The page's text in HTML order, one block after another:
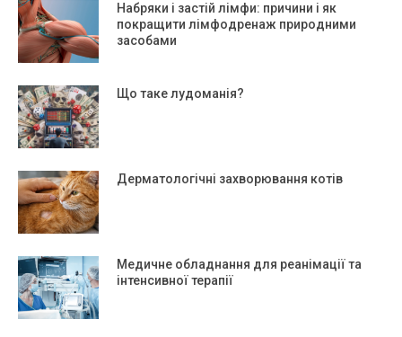
Набряки і застій лімфи: причини і як
покращити лімфодренаж природними
засобами
Що таке лудоманія?
Дерматологічні захворювання котів
Медичне обладнання для реанімації та
інтенсивної терапії